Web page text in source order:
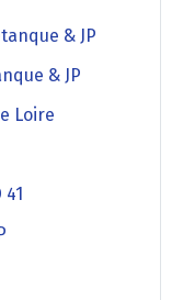
& JP
& JP
Loire